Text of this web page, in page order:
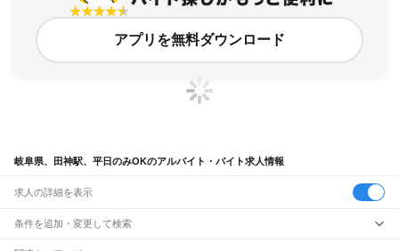
アプリを無料ダウンロード
岐阜県、田神駅、平日のみOKのアルバイト・バイト求人情報
求人の詳細を表示
条件を追加・変更して検索